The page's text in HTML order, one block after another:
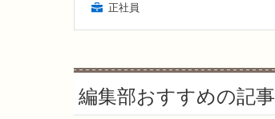
正社員
編集部おすすめの記事